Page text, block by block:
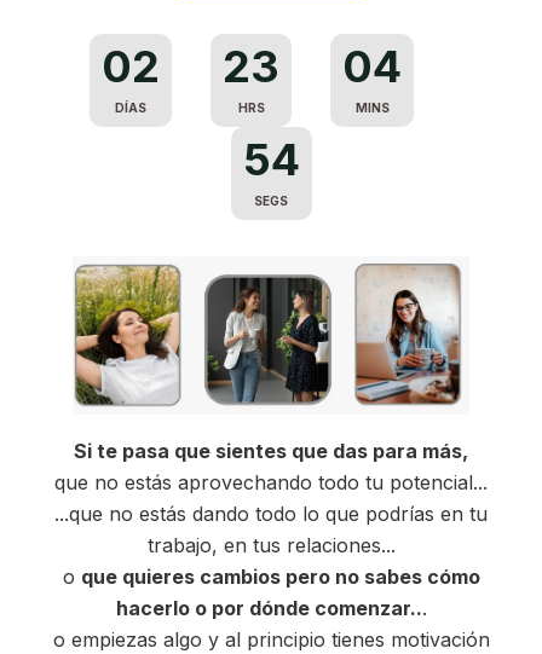
02
DÍAS
23
HRS
04
MINS
52
SEGS
Si te pasa que sientes que das para más,
que no estás aprovechando todo tu potencial...
...que no estás dando todo lo que podrías en tu
trabajo, en tus relaciones...
o que quieres cambios pero no sabes cómo
hacerlo o por dónde comenzar...
o empiezas algo y al principio tienes motivación